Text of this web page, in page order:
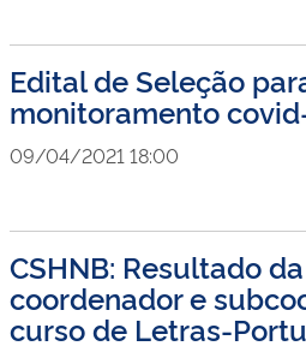
Edital de Seleção
monitoramento
09/04/2021 18:00
CSHNB: Resultado
coordenador e
curso de Letras-